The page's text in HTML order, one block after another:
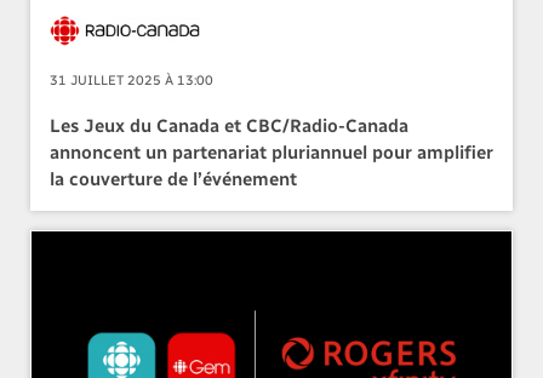
31 JUILLET 2025 À 13:00
Les Jeux du Canada et CBC/Radio-Canada
annoncent un partenariat pluriannuel pour amplifier
la couverture de l’événement